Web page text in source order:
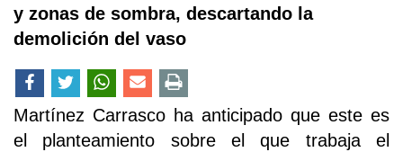
y zonas de sombra, descartando la
demolición del vaso
Martínez Carrasco ha anticipado que este es
el planteamiento sobre el que trabaja el